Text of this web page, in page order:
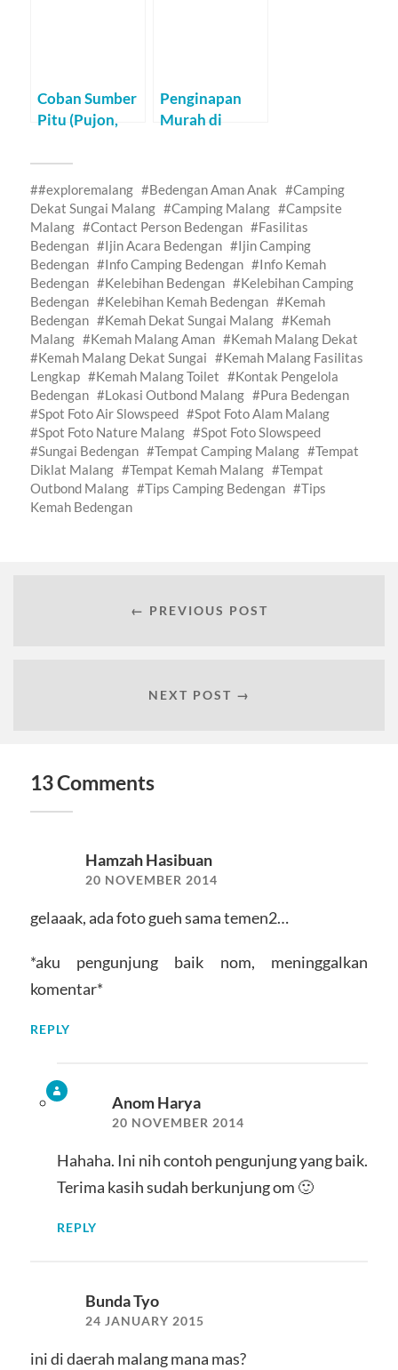
Coban Sumber
Pitu (Pujon,
Penginapan
Murah di
#exploremalang Bedengan Aman Anak
Camping
Dekat Sungai Malang
Camping Malang
Campsite
Malang
Contact Person Bedengan
Fasilitas
Bedengan
Ijin Acara Bedengan
Ijin Camping
Bedengan
Info Camping Bedengan
Info Kemah
Bedengan
Kelebihan Bedengan
Kelebihan Camping
Bedengan
Kelebihan Kemah Bedengan
Kemah
Bedengan
Kemah Dekat Sungai Malang
Kemah
Malang
Kemah Malang Aman
Kemah Malang Dekat
Kemah Malang Dekat Sungai
Kemah Malang Fasilitas
Lengkap
Kemah Malang Toilet
Kontak Pengelola
Bedengan
Lokasi Outbond Malang
Pura Bedengan
Spot Foto Air Slowspeed
Spot Foto Alam Malang
Spot Foto Nature Malang
Spot Foto Slowspeed
Sungai Bedengan
Tempat Camping Malang
Tempat
Diklat Malang
Tempat Kemah Malang
Tempat
Outbond Malang
Tips Camping Bedengan
Tips
Kemah Bedengan
← PREVIOUS POST
NEXT POST →
13 Comments
Hamzah Hasibuan
20 NOVEMBER 2014
gelaaak, ada foto gueh sama temen2…
*aku pengunjung baik nom, meninggalkan
komentar*
REPLY
Anom Harya
20 NOVEMBER 2014
Hahaha. Ini nih contoh pengunjung yang baik.
Terima kasih sudah berkunjung om 🙂
REPLY
Bunda Tyo
24 JANUARY 2015
ini di daerah malang mana mas?